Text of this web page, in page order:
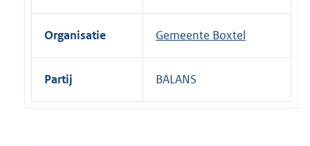
Organisatie Gemeente Boxtel
Partij BALANS